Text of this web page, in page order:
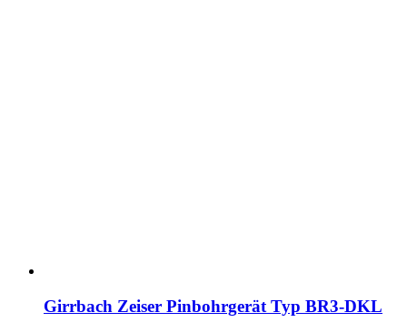
Girrbach Zeiser Pinbohrgerät Typ BR3-DKL